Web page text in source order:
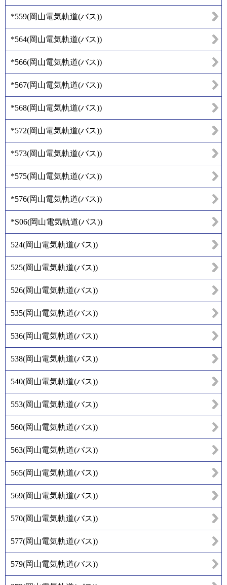
*559(岡山電気軌道(バス))
*564(岡山電気軌道(バス))
*566(岡山電気軌道(バス))
*567(岡山電気軌道(バス))
*568(岡山電気軌道(バス))
*572(岡山電気軌道(バス))
*573(岡山電気軌道(バス))
*575(岡山電気軌道(バス))
*576(岡山電気軌道(バス))
*S06(岡山電気軌道(バス))
524(岡山電気軌道(バス))
525(岡山電気軌道(バス))
526(岡山電気軌道(バス))
535(岡山電気軌道(バス))
536(岡山電気軌道(バス))
538(岡山電気軌道(バス))
540(岡山電気軌道(バス))
553(岡山電気軌道(バス))
560(岡山電気軌道(バス))
563(岡山電気軌道(バス))
565(岡山電気軌道(バス))
569(岡山電気軌道(バス))
570(岡山電気軌道(バス))
577(岡山電気軌道(バス))
579(岡山電気軌道(バス))